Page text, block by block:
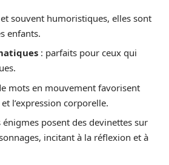
souvent humoristiques, elles sont
enfants.
: parfaits pour ceux qui
mots en mouvement favorisent
l’expression corporelle.
énigmes posent des devinettes sur
incitant à la réflexion et à